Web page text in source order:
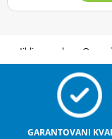
GARANTOVANI